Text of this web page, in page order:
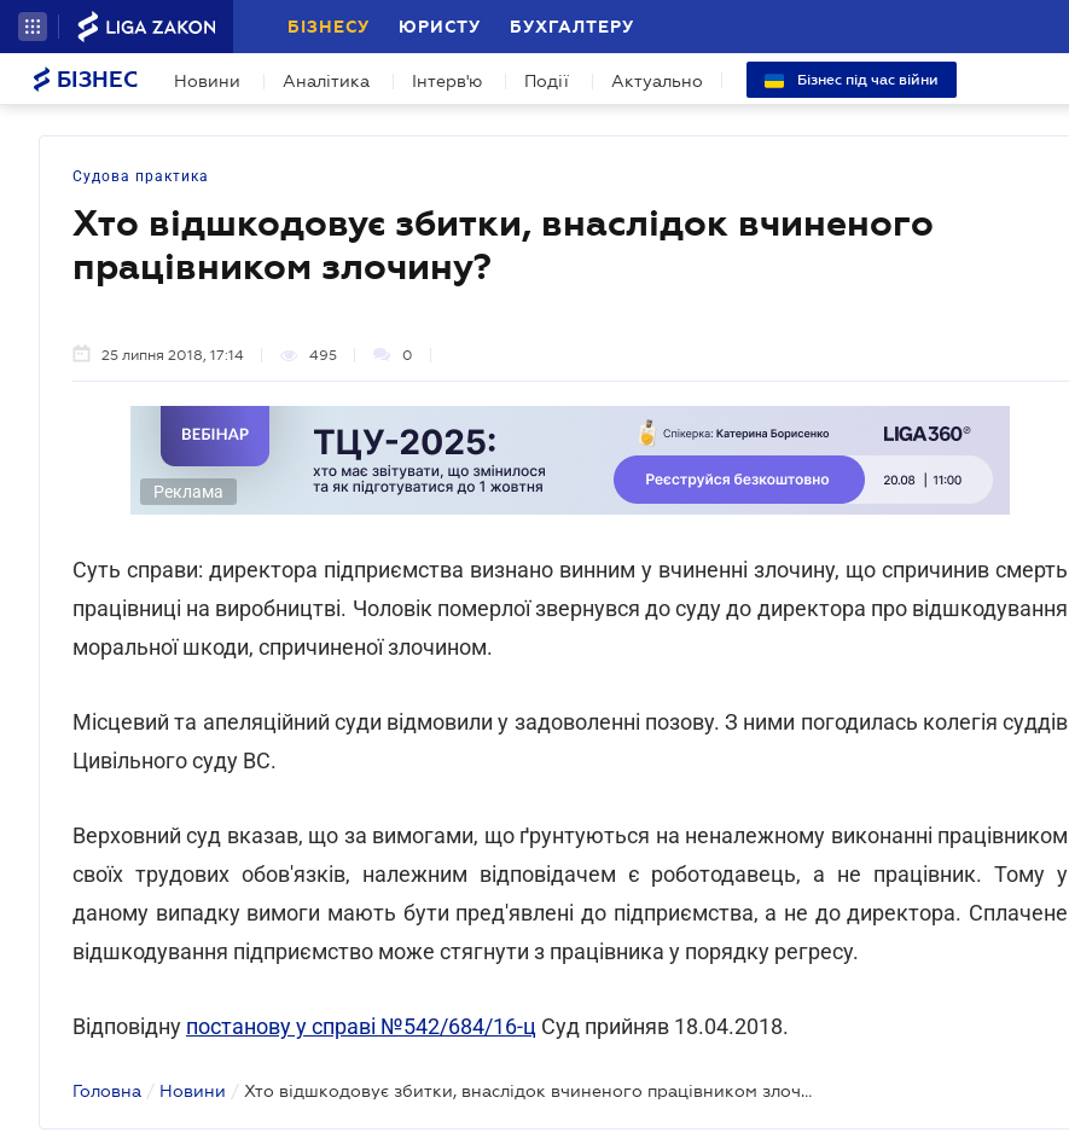
БІЗНЕСУ ЮРИСТУ БУХГАЛТЕРУ
БІЗНЕС Новини Аналітика Інтерв'ю Події Актуально Бізнес під час війни
Судова практика
Хто відшкодовує збитки, внаслідок вчиненого
працівником злочину?
25 липня 2018, 17:14 495 0
Реклама
Суть справи: директора підприємства визнано винним у вчиненні злочину, що спричинив смерть
працівниці на виробництві. Чоловік померлої звернувся до суду до директора про відшкодування
моральної шкоди, спричиненої злочином.
Місцевий та апеляційний суди відмовили у задоволенні позову. З ними погодилась колегія суддів
Цивільного суду ВС.
Верховний суд вказав, що за вимогами, що ґрунтуються на неналежному виконанні працівником
своїх трудових обов'язків, належним відповідачем є роботодавець, а не працівник. Тому у
даному випадку вимоги мають бути пред'явлені до підприємства, а не до директора. Сплачене
відшкодування підприємство може стягнути з працівника у порядку регресу.
Відповідну постанову у справі №542/684/16-ц Суд прийняв 18.04.2018.
Головна / Новини / Хто відшкодовує збитки, внаслідок вчиненого працівником злочину?